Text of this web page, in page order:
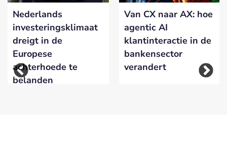
Nederlands
investeringsklimaat
dreigt in de
Europese
achterhoede te
belanden
Van CX naar AX: hoe
agentic AI
klantinteractie in de
bankensector
verandert